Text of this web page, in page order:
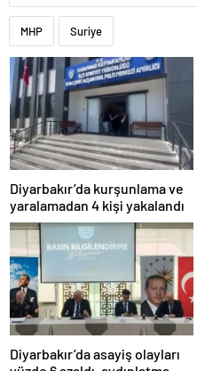
MHP Suriye
Diyarbakır’da kurşunlama ve
yaralamadan 4 kişi yakalandı
Diyarbakır’da asayiş olayları